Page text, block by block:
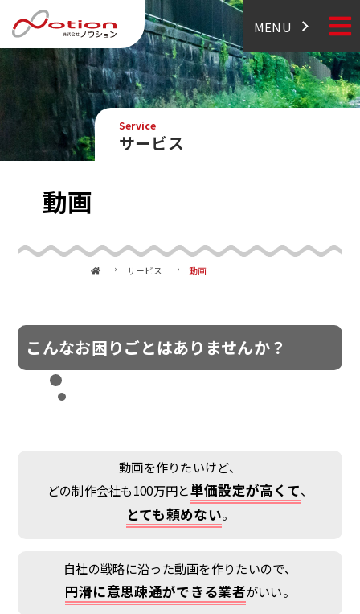
MENU
Service
サービス
動画
サービス 動画
こんなお困りごとはありませんか？
動画を作りたいけど、
どの制作会社も100万円と単価設定が高くて、
とても頼めない。
自社の戦略に沿った動画を作りたいので、
円滑に意思疎通ができる業者がいい。